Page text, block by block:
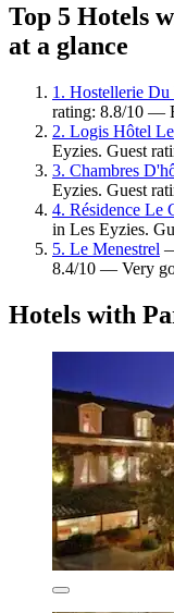
Top 5 Hotels
at a glance
1. Hostellerie Du
rating: 8.8/10 —
2. Logis Hôtel
Eyzies. Guest
3. Chambres
Eyzies. Guest
4. Résidence Le
in Les Eyzies.
5. Le Menestrel
8.4/10 — Very
Hotels with